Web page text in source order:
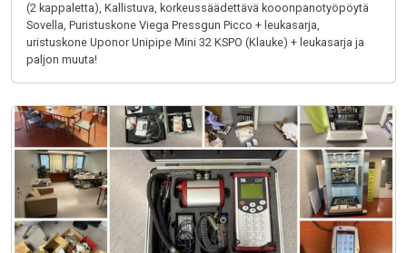
(2 kappaletta), Kallistuva, korkeussäädettävä kooonpanotyöpöytä
Sovella, Puristuskone Viega Pressgun Picco + leukasarja,
uristuskone Uponor Unipipe Mini 32 KSPO (Klauke) + leukasarja ja
paljon muuta!